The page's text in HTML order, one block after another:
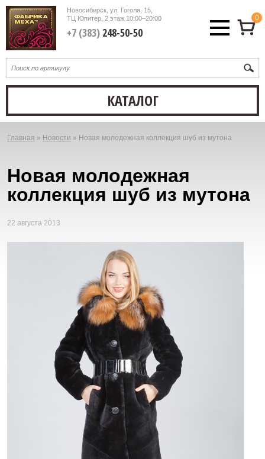
Новосибирск, ул. Гоголя, 15,
ТЦ Юпитер, 2 этаж10:00–20:00
+7 (383)248-50-50
0
КАТАЛОГ
Вы
Главная » Новости » Новая молодежная коллекция шуб из мутона
Новая молодежная
коллекция шуб из мутона
22 августа 2013